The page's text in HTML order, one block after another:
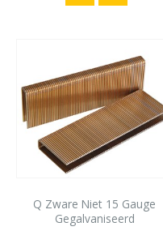
Q Zware Niet 15 Gauge
Gegalvaniseerd